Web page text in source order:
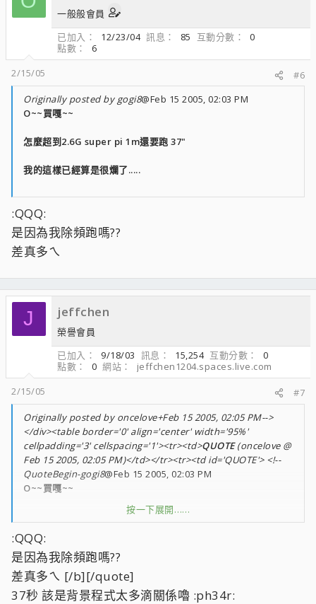
一般般會員
已加入
12/23/04 訊息 85 互動分數
0
點數
6
2/15/05
#6
Originally posted by gogi8@Feb 15 2005, 02:03 PM
O~~買嘎~~
怎麼超到2.6G super pi 1m還要跑 37"
我的這樣已經算是很爛了.....
:QQQ:
是因為我除頻跑嗎??
差真多ㄟ
J jeffchen
榮譽會員
已加入
9/18/03 訊息 15,254 互動分數
0
點數
0 網站
jeffchen1204.spaces.live.com
2/15/05
#7
Originally posted by oncelove+Feb 15 2005, 02:05 PM-->
</div><table border='0' align='center' width='95%'
cellpadding='3' cellspacing='1'><tr><td>QUOTE(oncelove @
Feb 15 2005, 02:05 PM)</td></tr><tr><td id='QUOTE'> <!--
QuoteBegin-gogi8@Feb 15 2005, 02:03 PM
O~~買嘎~~
怎麼超到2.6G super pi 1m還要跑 37"
我的這樣已經算是很爛了.....
按一下展開……
:QQQ:
是因為我除頻跑嗎??
差真多ㄟ [/b][/quote]
37秒 該是背景程式太多滴關係嚕 :ph34r: